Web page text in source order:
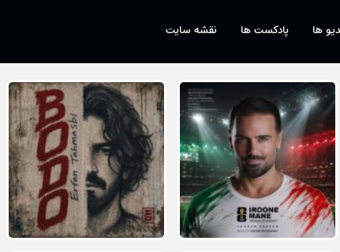
ها پادکست ها نقشه سایت